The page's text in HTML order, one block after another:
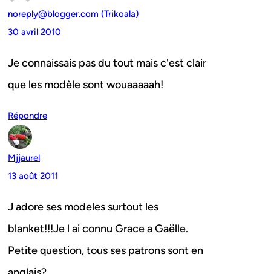
noreply@blogger.com (Trikoala)
30 avril 2010
Je connaissais pas du tout mais c'est clair
que les modèle sont wouaaaaah!
Répondre
Mjjaurel
13 août 2011
J adore ses modeles surtout les
blanket!!!Je l ai connu Grace a Gaëlle.
Petite question, tous ses patrons sont en